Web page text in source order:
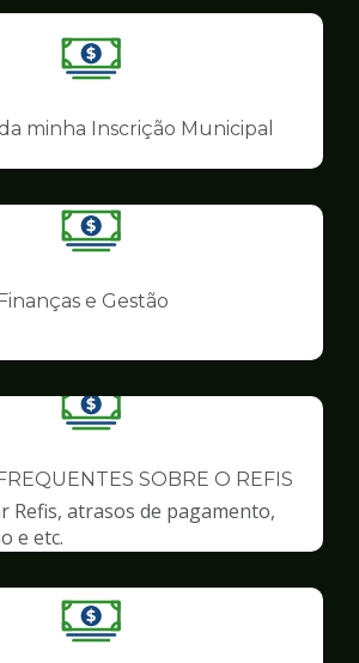
Ilustração
pagina
Finanças
minha Inscrição Municipal
Ilustração
pagina
e Gestão
Ilustração
pagina
Finanças
SOBRE O REFIS
Refis, atrasos de pagamento,
e etc.
Ilustração